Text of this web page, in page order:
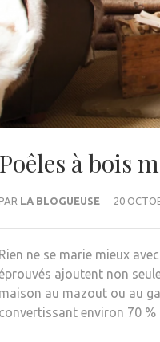
Poêles à bois
LA BLOGUEUSE 20
Rien ne se marie mieux
ajoutent non
maison au mazout ou au
convertissant environ 70 %